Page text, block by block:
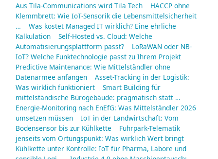
Aus Tila-Communications wird Tila Tech
HACCP ohne
Klemmbrett: Wie IoT-Sensorik die Lebensmittelsicherheit
…
Was kostet Managed IT wirklich? Eine ehrliche
Kalkulation
Self-Hosted vs. Cloud: Welche
Automatisierungsplattform passt?
LoRaWAN oder NB-
IoT? Welche Funktechnologie passt zu Ihrem Projekt
Predictive Maintenance: Wie Mittelständler ohne
Datenarmee anfangen
Asset-Tracking in der Logistik:
Was wirklich funktioniert
Smart Building für
mittelständische Bürogebäude: pragmatisch statt …
Energie-Monitoring nach EnEfG: Was Mittelständler 2026
umsetzen müssen
IoT in der Landwirtschaft: Vom
Bodensensor bis zur Kühlkette
Fuhrpark-Telematik
jenseits vom Ortungspunkt: Was wirklich Wert bringt
Kühlkette unter Kontrolle: IoT für Pharma, Labore und